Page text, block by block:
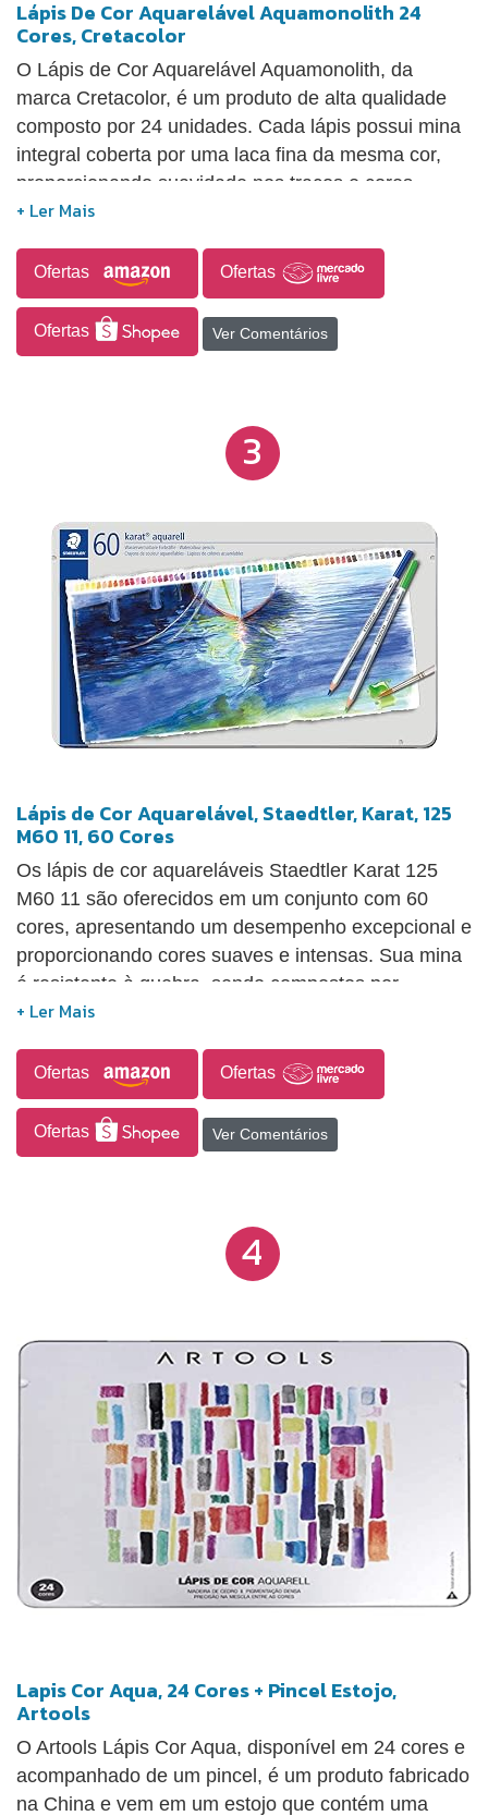
Lápis De Cor Aquarelável Aquamonolith 24
Cores, Cretacolor
O Lápis de Cor Aquarelável Aquamonolith, da
marca Cretacolor, é um produto de alta qualidade
composto por 24 unidades. Cada lápis possui mina
integral coberta por uma laca fina da mesma cor,
proporcionando suavidade nos traços e cores
intensas. De alta solubilidade, esses lápis permitem
adequando-se tanto a trabalhos que exigem
precisão e detalhes quanto a pinturas em grande
superfície. As sobras dos lápis podem ser utilizadas
e misturadas com água para pintar o fundo do
Ofertas Ofertas
Ofertas Ver Comentários
3
Lápis de Cor Aquarelável, Staedtler, Karat, 125
M60 11, 60 Cores
Os lápis de cor aquareláveis Staedtler Karat 125
M60 11 são oferecidos em um conjunto com 60
cores, apresentando um desempenho excepcional e
proporcionando cores suaves e intensas. Sua mina
é resistente à quebra, sendo compostos por
madeira, grafite, pigmento e cera.
Ofertas Ofertas
Ofertas Ver Comentários
4
Lapis Cor Aqua, 24 Cores + Pincel Estojo,
Artools
O Artools Lápis Cor Aqua, disponível em 24 cores e
acompanhado de um pincel, é um produto fabricado
na China e vem em um estojo que contém uma